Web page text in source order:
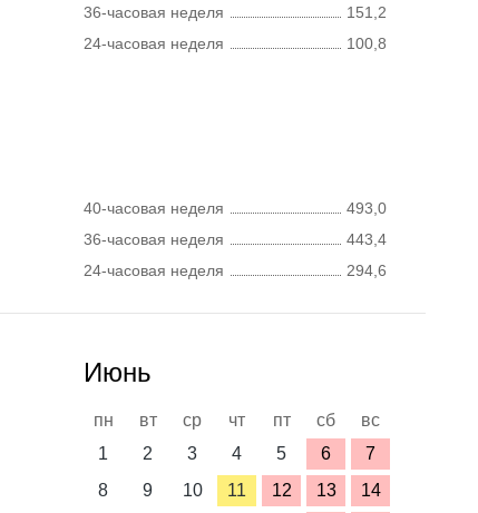
36-часовая неделя
151,2
24-часовая неделя
100,8
40-часовая неделя
493,0
36-часовая неделя
443,4
24-часовая неделя
294,6
Июнь
пн вт ср чт пт сб
вс
1
2 3 4 5 6
7
8
9 10 11 12 13
14